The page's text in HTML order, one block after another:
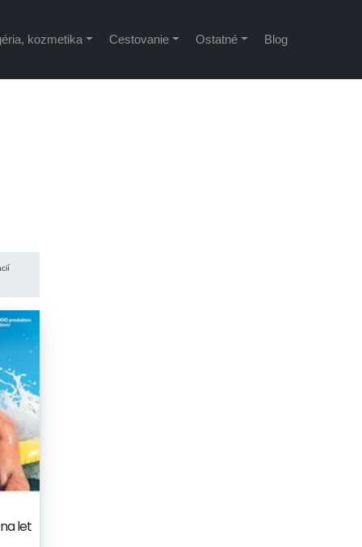
kozmetika Cestovanie Ostatné Blog
let